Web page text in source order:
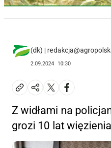
(dk) |
2.09.2024 10:30
Z widłami na
grozi 10 lat więzienia